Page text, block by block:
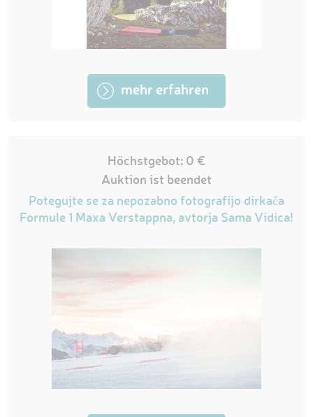
mehr erfahren
Höchstgebot: 0 €
Auktion ist beendet
Potegujte se za nepozabno fotografijo dirkača
Formule 1 Maxa Verstappna, avtorja Sama Vidica!